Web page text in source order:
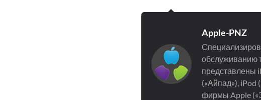
Apple-PNZ
обслуживанию
представлены
(«Айпад»), iPod
фирмы Apple